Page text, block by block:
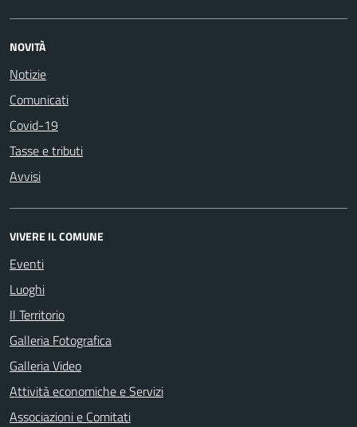
NOVITÀ
Notizie
Comunicati
Covid-19
Tasse e tributi
Avvisi
VIVERE IL COMUNE
Eventi
Luoghi
Il Territorio
Galleria Fotografica
Galleria Video
Attività economiche e Servizi
Associazioni e Comitati